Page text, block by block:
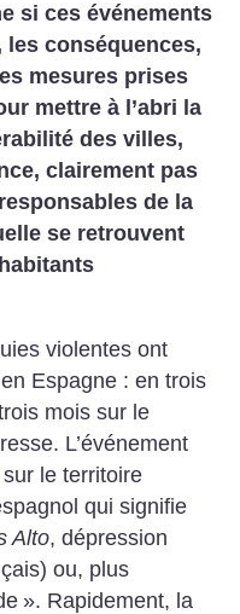
si ces événements
les conséquences,
mesures prises
mettre à l’abri la
des villes,
clairement pas
de la
se retrouvent
violentes ont
Espagne : en trois
mois sur le
L’événement
le territoire
qui signifie
Alto, dépression
ou, plus
». Rapidement, la